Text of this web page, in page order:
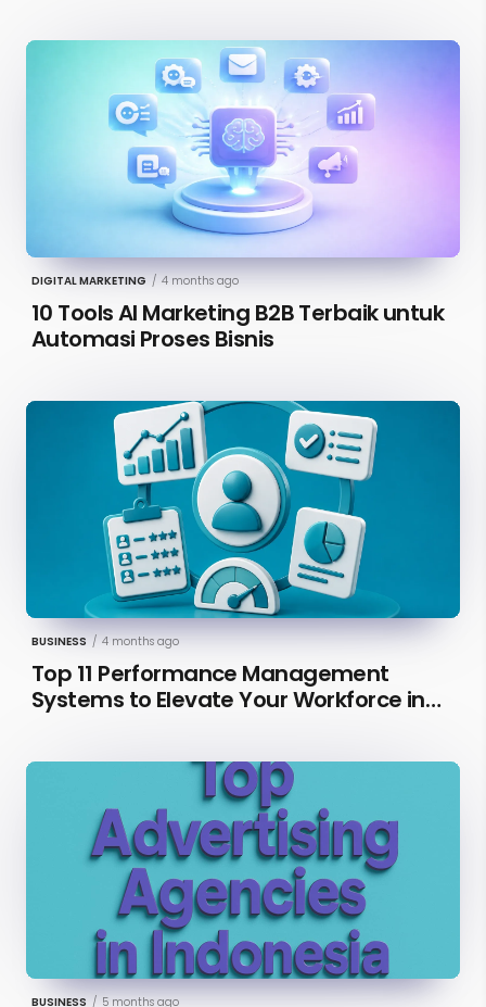
DIGITAL MARKETING / 4 months ago
10 Tools AI Marketing B2B Terbaik untuk
Automasi Proses Bisnis
BUSINESS / 4 months ago
Top 11 Performance Management
Systems to Elevate Your Workforce in
BUSINESS / 5 months ago